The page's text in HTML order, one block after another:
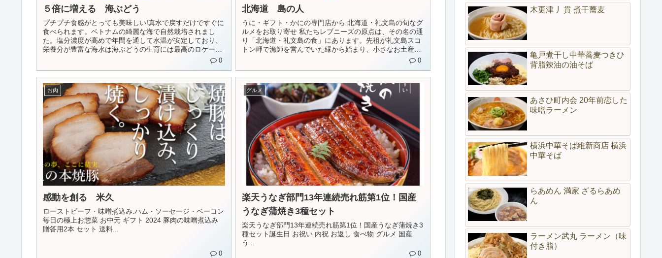
５倍に増える 海ぶどう
プチプチ食感がとっても美味しい!真水で戻すだけですぐに
食べられます。ベトナムの綺麗な海で自然栽培されまし
た。塩分濃度が高めで年間を通して水温が安定しており、
栄養分が豊富な海水は海ぶどうの生育には最高のロケーシ
0
北海道 島の人
うに・ギフト・かにの専門店から 北海道・礼文島の旬なグ
ルメをお取り寄せ 私たちレブニーズの原点は、その名の通
り「北海道・礼文島の食」にあります。先祖が礼文島スコ
トン岬で漁師を営んでいた縁から始まり、小さなお土産店
0
お肉
感動を創る 米久
ローストビーフ・味噌煮込み.ハム・ソーセージ・ベーコン
毎日の極上お惣菜 お中元 ギフト 2024 豚肉の味噌煮込み
贈答用2本 セット 送料...
0
グルメ
楽天うなぎ部門13年連続売れ筋第1位！国産
うなぎ蒲焼き3種セット
楽天うなぎ部門13年連続売れ筋第1位！国産うなぎ蒲焼き3
種セット誕生日 お祝い 内祝 お返し 食べ物 グルメ 国産
う...
0
木更津 丿貫 煮干蕎麦
亀戸煮干し中華蕎麦つきひ
背脂辣油の油そば
あさひ町内会 20年前恋した
味噌ラーメン
横浜中華そば維新商店 横浜
中華そば
らあめん 満家 ざるらあめ
ん
ラーメン武丸 ラーメン（味
付き脂）